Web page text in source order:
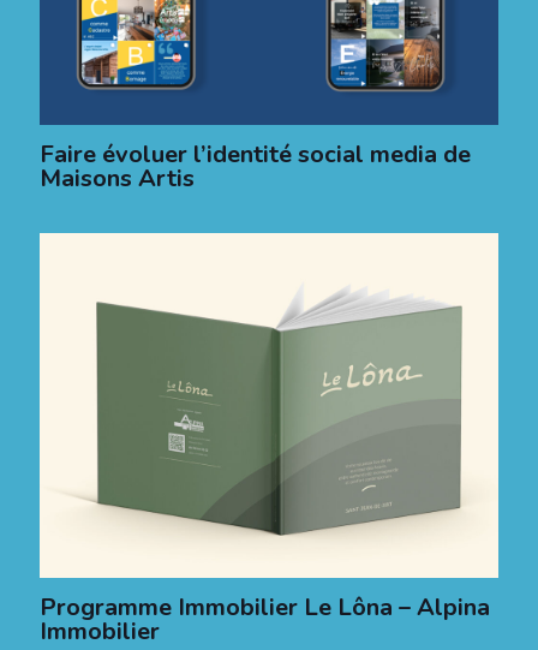
Faire évoluer l’identité social media de
Maisons Artis
Programme Immobilier Le Lôna – Alpina
Immobilier